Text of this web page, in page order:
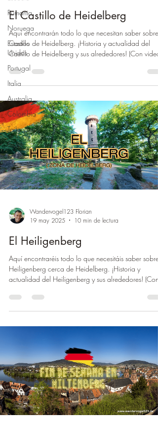
Rumania
Noruega
Estados
Unidos
Portugal
Italia
Australia
Colombia
Tailandia
Brasil
El Castillo de Heidelberg
Aquí encontrarán todo lo que necesitan saber sobre
Castillo de Heidelberg. ¡Historia y actualidad del
Castillo de Heidelberg y sus alrededores! (Con video)
Wandervogel123 Florian
19 may 2025
10 min de lectura
El Heiligenberg
Aquí encontraréis todo lo que necesitáis saber sobre
Heiligenberg cerca de Heidelberg. ¡Historia y
actualidad del Heiligenberg y sus alrededores! (Con